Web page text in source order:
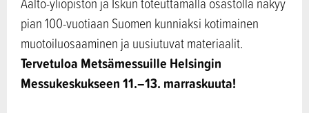
pian 100-vuotiaan Suomen kunniaksi kotimainen
muotoiluosaaminen ja uusiutuvat materiaalit.
Tervetuloa Metsämessuille Helsingin
Messukeskukseen 11.–13. marraskuuta!